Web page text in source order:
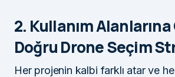
2. Kullanım Alanlarına
Doğru Drone Seçim
Her projenin kalbi farklı atar ve